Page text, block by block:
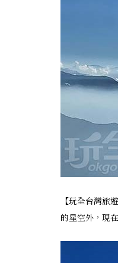
【玩全台灣旅
的星空外，現